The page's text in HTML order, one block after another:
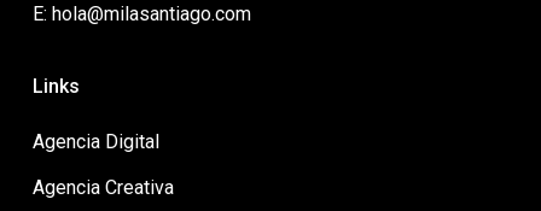
E: hola@milasantiago.com
Links
Agencia Digital
Agencia Creativa